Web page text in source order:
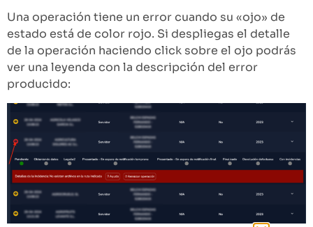
Una operación tiene un error cuando su «ojo» de
estado está de color rojo. Si despliegas el detalle
de la operación haciendo click sobre el ojo podrás
ver una leyenda con la descripción del error
producido: